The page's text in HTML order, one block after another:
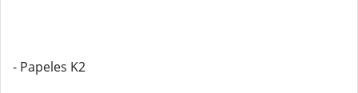
- Papeles K2